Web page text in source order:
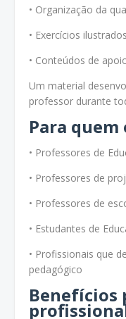
• Organização da
• Exercícios ilustrados
• Conteúdos de
Um material
professor durante
Para
• Professores de
• Professores de
• Professores de
• Estudantes de
• Profissionais que
pedagógico
Benefícios